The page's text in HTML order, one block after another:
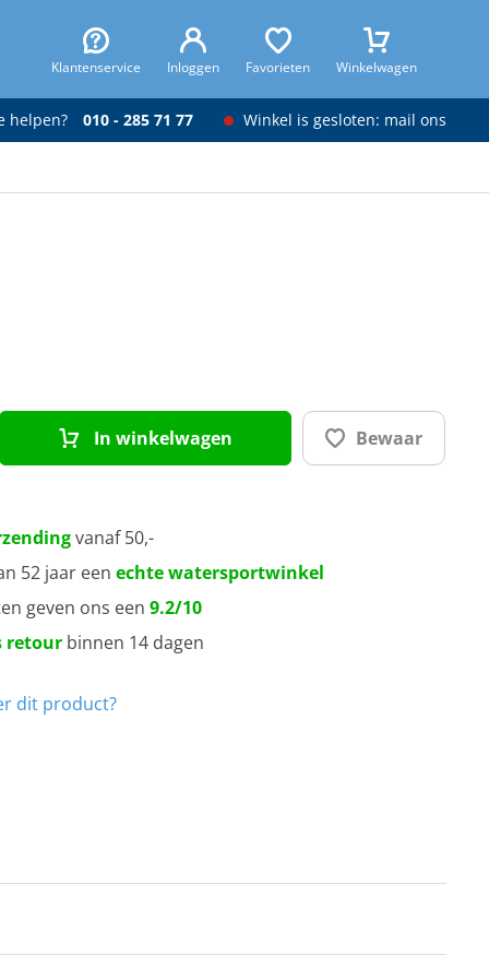
Klantenservice Inloggen Favorieten Winkelwagen
helpen? 010 - 285 71 77 Winkel is gesloten: mail ons
In winkelwagen Bewaar
vanaf 50,-
52 jaar een echte watersportwinkel
geven ons een 9.2/10
retourbinnen 14 dagen
dit product?